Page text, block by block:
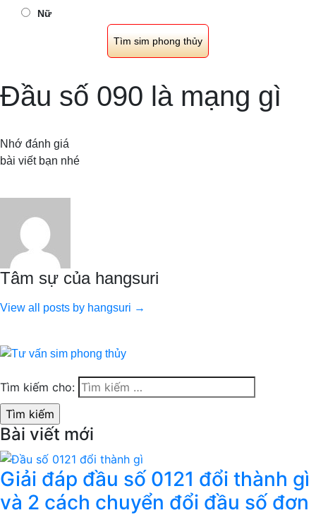
Nữ
Đầu số 090 là mạng gì
Nhớ đánh giá
bài viết bạn nhé
Tâm sự của hangsuri
View all posts by hangsuri →
Tìm kiếm cho:
Bài viết mới
Giải đáp đầu số 0121 đổi thành gì
và 2 cách chuyển đổi đầu số đơn